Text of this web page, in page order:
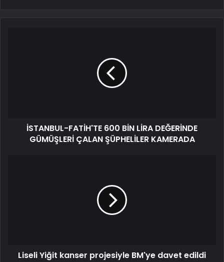
İSTANBUL-FATİH'TE 600 BİN LİRA DEĞERİNDE
GÜMÜŞLERİ ÇALAN ŞÜPHELİLER KAMERADA
Liseli Yiğit kanser projesiyle BM'ye davet edildi